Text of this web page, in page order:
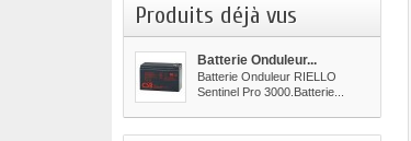
Produits déjà vus
Batterie Onduleur...
Batterie Onduleur RIELLO
Sentinel Pro 3000.Batterie...